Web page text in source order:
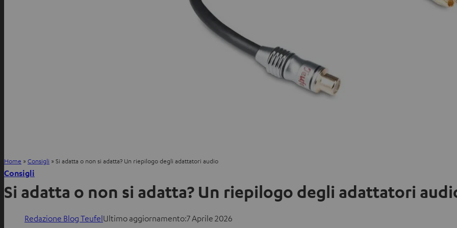
Home »Consigli »Si adatta o non si adatta? Un riepilogo degli adattatori audio
Consigli
Si adatta o non si adatta? Un riepilogo degli adattatori
Redazione Blog TeufelUltimo aggiornamento:7 Aprile 2026